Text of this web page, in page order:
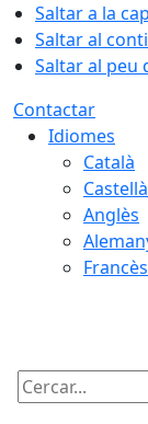
Saltar a la
Saltar al
Saltar al peu
Contactar
Idiomes
Català
Castellà
Anglès
Francès
Cercar: